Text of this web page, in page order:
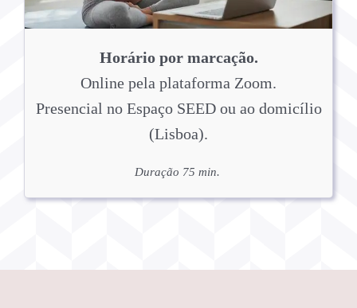
Horário por marcação.
Online pela plataforma Zoom.
Presencial no Espaço SEED ou ao domicílio
(Lisboa).
Duração 75 min.